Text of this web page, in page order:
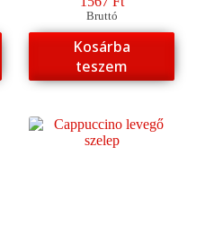
Bruttó
Kosárba
teszem